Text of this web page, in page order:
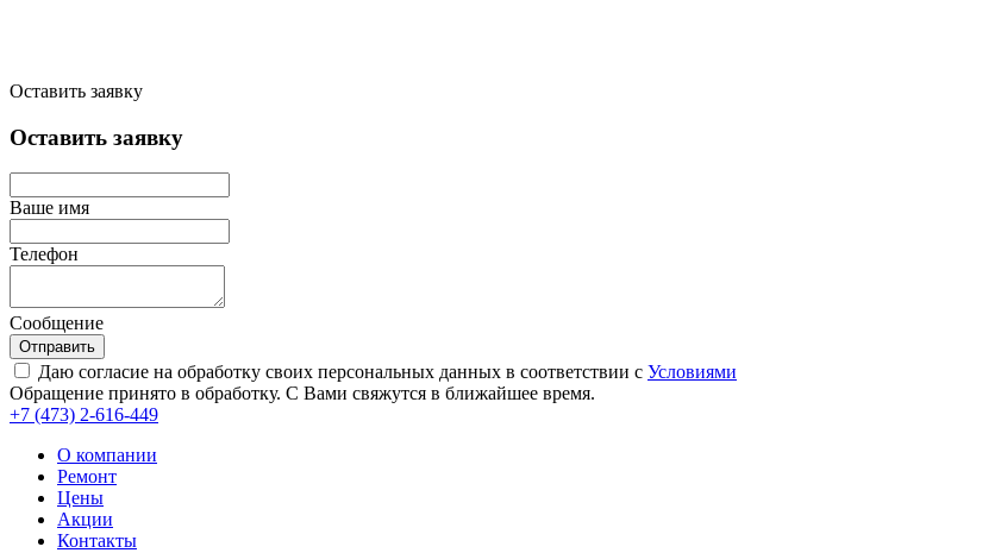
Оставить заявку
Оставить заявку
Ваше имя
Телефон
Сообщение
Отправить
Даю согласие на обработку своих персональных данных в соответствии с Условиями
Обращение принято в обработку. С Вами свяжутся в ближайшее время.
+7 (473) 2-616-449
О компании
Ремонт
Цены
Акции
Контакты